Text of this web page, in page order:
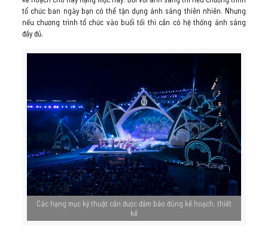
tổ chức ban ngày bạn có thể tận dụng ánh sáng thiên nhiên. Nhưng
nếu chương trình tổ chức vào buổi tối thì cần có hệ thống ánh sáng
đầy đủ.
Các hạng mục kỹ thuật cần được đảm bảo đúng kế hoạch, thiết
kế